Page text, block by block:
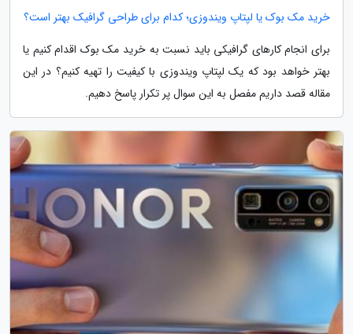
خرید مک بوک یا لپتاپ ویندوزی؛ کدام برای طراحی گرافیک بهتر است؟
برای انجام کارهای گرافیکی باید نسبت به خرید مک بوک اقدام کنیم یا
بهتر خواهد بود که یک لپتاپ ویندوزی با کیفیت را تهیه کنیم؟ در این
مقاله قصد داریم مفصل به این سوال پر تکرار پاسخ دهیم.